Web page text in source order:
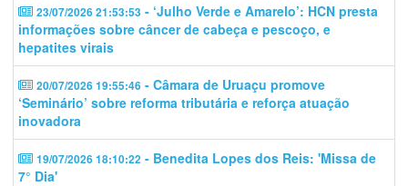
23/07/2026 21:53:53 - ‘Julho Verde e Amarelo’: HCN presta
informações sobre câncer de cabeça e pescoço, e
hepatites virais
20/07/2026 19:55:46 - Câmara de Uruaçu promove
‘Seminário’ sobre reforma tributária e reforça atuação
inovadora
19/07/2026 18:10:22 - Benedita Lopes dos Reis: 'Missa de
7° Dia'